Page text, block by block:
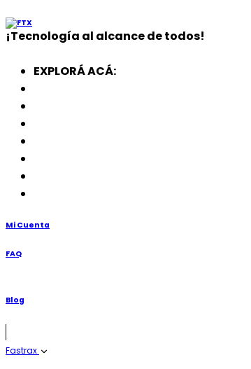
¡Tecnología al alcance de todos!
EXPLORÁ ACÁ:
Mi Cuenta
FAQ
Blog
Fastrax